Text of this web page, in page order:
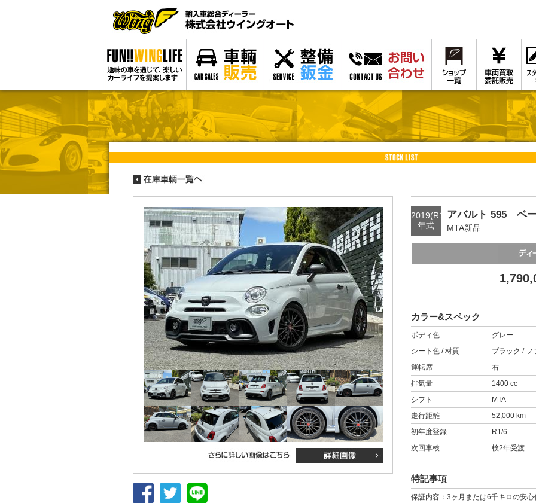
2019(R1)
年式
アバルト 595 ベ
MTA新品
カラー&スペック
ボディ色
グレー
シート色 / 材質
ブラック / フ
運転席
右
排気量
1400 cc
シフト
MTA
走行距離
52,000 km
初年度登録
R1/6
次回車検
検2年受渡
特記事項
保証内容：3ヶ月または6千キロの安心